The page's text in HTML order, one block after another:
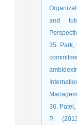
and
35. Park,
36. Patel,
P.